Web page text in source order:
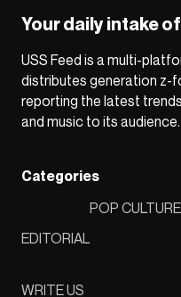
Your daily intake
USS Feed is a multi-
distributes generation z-
reporting the latest
and music to its audience.
Categories
EDITORIAL
POP CULTURE
WRITE US